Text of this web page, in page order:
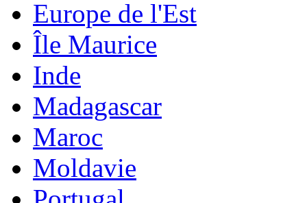
Europe de l'Est
Île Maurice
Inde
Madagascar
Maroc
Moldavie